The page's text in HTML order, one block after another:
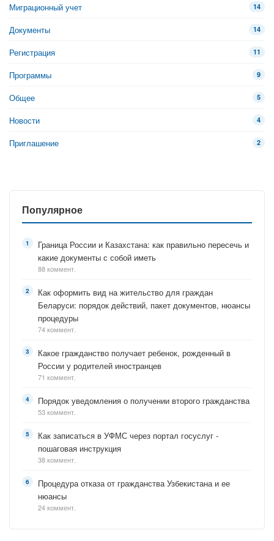
Миграционный учет 14
Документы 14
Регистрация 11
Программы 9
Общее 5
Новости 4
Приглашение 2
Популярное
Граница России и Казахстана: как правильно пересечь и
какие документы с собой иметь
88 коммент.
Как оформить вид на жительство для граждан
Беларуси: порядок действий, пакет документов, нюансы
процедуры
74 коммент.
Какое гражданство получает ребенок, рожденный в
России у родителей иностранцев
71 коммент.
Порядок уведомления о получении второго гражданства
53 коммент.
Как записаться в УФМС через портал госуслуг -
пошаговая инструкция
38 коммент.
Процедура отказа от гражданства Узбекистана и ее
нюансы
24 коммент.